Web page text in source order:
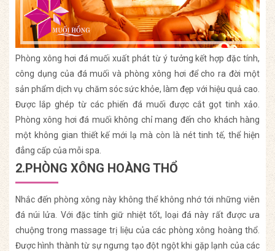
Phòng xông hơi đá muối xuất phát từ ý tưởng kết hợp đặc tính,
công dụng của đá muối và phòng xông hơi để cho ra đời một
sản phẩm dịch vụ chăm sóc sức khỏe, làm đẹp với hiệu quả cao.
Được lắp ghép từ các phiến đá muối được cắt gọt tinh xảo.
Phòng xông hơi đá muối không chỉ mang đến cho khách hàng
một không gian thiết kế mới lạ mà còn là nét tinh tế, thể hiện
đẳng cấp của mỗi spa.
2.PHÒNG XÔNG HOÀNG THỔ
Nhắc đến phòng xông này không thể không nhớ tới những viên
đá núi lửa. Với đặc tính giữ nhiệt tốt, loại đá này rất được ưa
chuộng trong massage trị liệu của các phòng xông hoàng thổ.
Được hình thành từ sự ngưng tạo đột ngột khi gặp lạnh của các